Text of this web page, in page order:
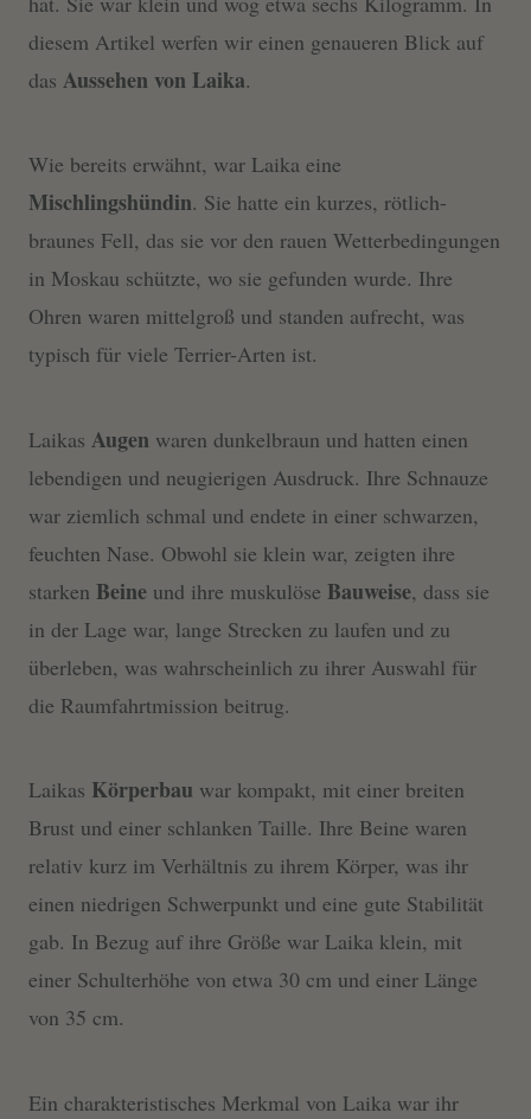
diesem Artikel werfen wir einen genaueren Blick auf
das Aussehen von Laika.
Wie bereits erwähnt, war Laika eine
Mischlingshündin. Sie hatte ein kurzes, rötlich-
braunes Fell, das sie vor den rauen Wetterbedingungen
in Moskau schützte, wo sie gefunden wurde. Ihre
Ohren waren mittelgroß und standen aufrecht, was
typisch für viele Terrier-Arten ist.
Laikas Augen waren dunkelbraun und hatten einen
lebendigen und neugierigen Ausdruck. Ihre Schnauze
war ziemlich schmal und endete in einer schwarzen,
feuchten Nase. Obwohl sie klein war, zeigten ihre
starken Beine und ihre muskulöse Bauweise, dass sie
in der Lage war, lange Strecken zu laufen und zu
überleben, was wahrscheinlich zu ihrer Auswahl für
die Raumfahrtmission beitrug.
Laikas Körperbau war kompakt, mit einer breiten
Brust und einer schlanken Taille. Ihre Beine waren
relativ kurz im Verhältnis zu ihrem Körper, was ihr
einen niedrigen Schwerpunkt und eine gute Stabilität
gab. In Bezug auf ihre Größe war Laika klein, mit
einer Schulterhöhe von etwa 30 cm und einer Länge
von 35 cm.
Ein charakteristisches Merkmal von Laika war ihr